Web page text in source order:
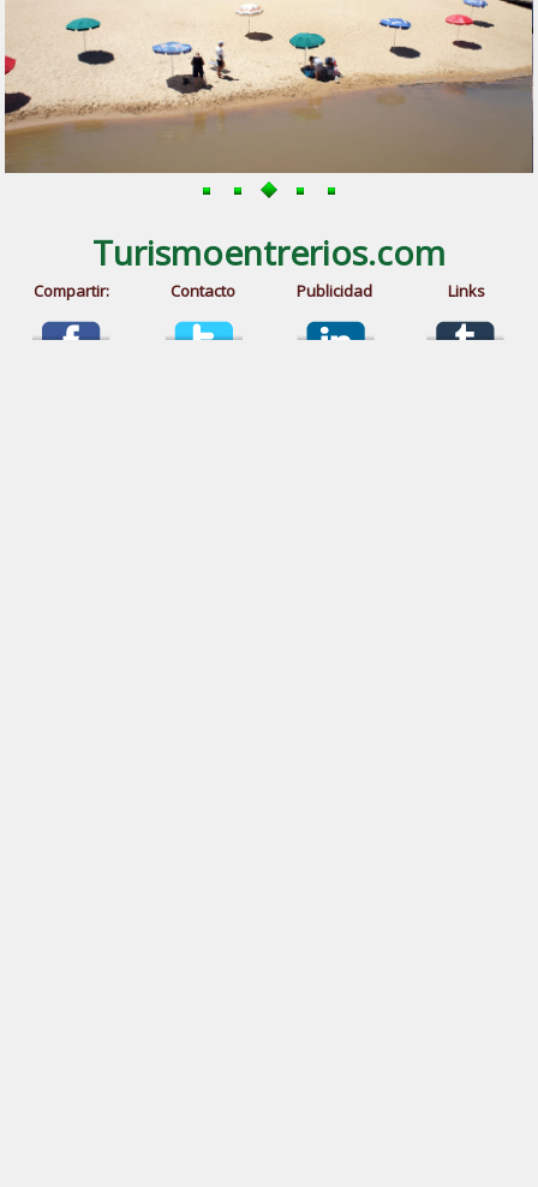
Turismoentrerios.com
Compartir: Contacto Publicidad Links